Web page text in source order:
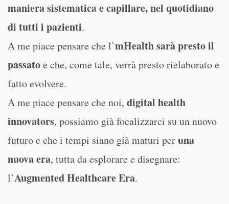
maniera sistematica e capillare, nel quotidiano
di tutti i pazienti.
A me piace pensare che l’mHealth sarà presto il
passatoe che, come tale, verrà presto rielaborato e
fatto evolvere.
A me piace pensare che noi, digital health
innovators, possiamo già focalizzarci su un nuovo
futuro e che i tempi siano già maturi peruna
nuova era, tutta da esplorare e disegnare:
l’Augmented Healthcare Era.